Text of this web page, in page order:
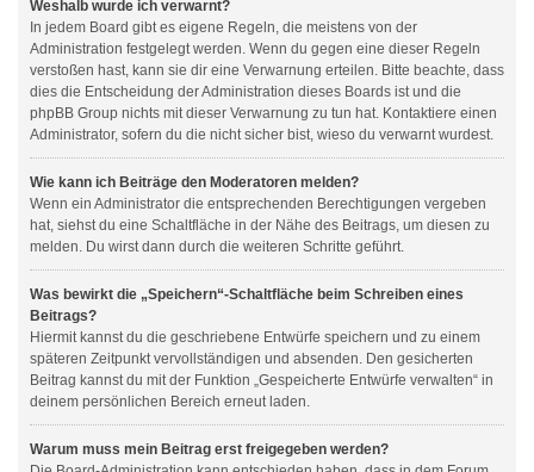
Weshalb wurde ich verwarnt?
In jedem Board gibt es eigene Regeln, die meistens von der
Administration festgelegt werden. Wenn du gegen eine dieser Regeln
verstoßen hast, kann sie dir eine Verwarnung erteilen. Bitte beachte, dass
dies die Entscheidung der Administration dieses Boards ist und die
phpBB Group nichts mit dieser Verwarnung zu tun hat. Kontaktiere einen
Administrator, sofern du die nicht sicher bist, wieso du verwarnt wurdest.
Wie kann ich Beiträge den Moderatoren melden?
Wenn ein Administrator die entsprechenden Berechtigungen vergeben
hat, siehst du eine Schaltfläche in der Nähe des Beitrags, um diesen zu
melden. Du wirst dann durch die weiteren Schritte geführt.
Was bewirkt die „Speichern“-Schaltfläche beim Schreiben eines
Beitrags?
Hiermit kannst du die geschriebene Entwürfe speichern und zu einem
späteren Zeitpunkt vervollständigen und absenden. Den gesicherten
Beitrag kannst du mit der Funktion „Gespeicherte Entwürfe verwalten“ in
deinem persönlichen Bereich erneut laden.
Warum muss mein Beitrag erst freigegeben werden?